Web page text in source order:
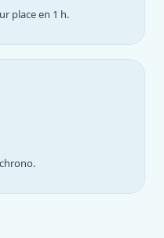
place en 1 h.